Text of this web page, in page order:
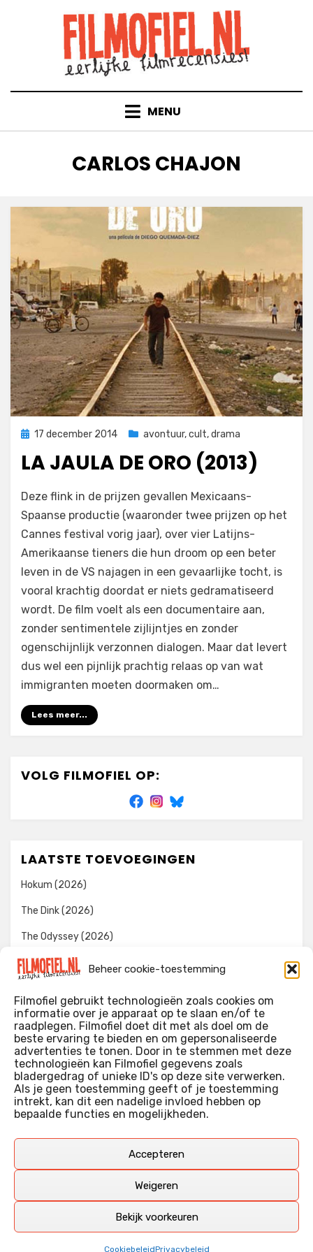
Beheer cookie-toestemming
Filmofiel gebruikt technologieën zoals cookies om
informatie over je apparaat op te slaan en/of te
raadplegen. Filmofiel doet dit met als doel om de
beste ervaring te bieden en om gepersonaliseerde
advertenties te tonen. Door in te stemmen met deze
technologieën kan Filmofiel gegevens zoals
bladergedrag of unieke ID's op deze site verwerken.
Als je geen toestemming geeft of je toestemming
intrekt, kan dit een nadelige invloed hebben op
bepaalde functies en mogelijkheden.
Accepteren
Weigeren
Bekijk voorkeuren
CookiebeleidPrivacybeleid
MENU
TAG
:
CARLOS CHAJON
Geplaatst
17 december 2014 avontuur,cult,drama
LA JAULA DE ORO (2013)
doorFilmofiel.nl
1 reactie op
jaula
de
oro
(2013)
Deze flink in de prijzen gevallen Mexicaans-
Spaanse productie (waaronder twee prijzen op het
Cannes festival vorig jaar), over vier Latijns-
Amerikaanse tieners die hun droom op een beter
leven in de VS najagen in een gevaarlijke tocht, is
vooral krachtig doordat er niets gedramatiseerd
wordt. De film voelt als een documentaire aan,
zonder sentimentele zijlijntjes en zonder
ogenschijnlijk verzonnen dialogen. Maar dat levert
dus wel een pijnlijk prachtig relaas op van wat
immigranten moeten doormaken om…
Lees meer...
VOLG FILMOFIEL OP:
LAATSTE TOEVOEGINGEN
Hokum (2026)
The Dink (2026)
The Odyssey (2026)
Evil Dead Burn (2026)
WIE IK BEN…?
Ik ben ooit begonnen met m’n recensies omdat ik zoveel
films keek dat ik af en toe niet meer wist welke ik nu wel of
niet gezien had. Ik ben een filmliefhebber, heb als hobby nog
erg lang in een videotheek gewerkt, en heb als coproducent
Deze recensies zijn dan ook vooral vrij pretentieloze
aangevuld met een groeiende kennis over de kunde én de
kunst van het maken van film.